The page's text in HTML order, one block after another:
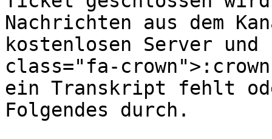
Nachrichten aus dem
kostenlosen Server
class="fa-
ein Transkript fehlt
Folgendes durch.